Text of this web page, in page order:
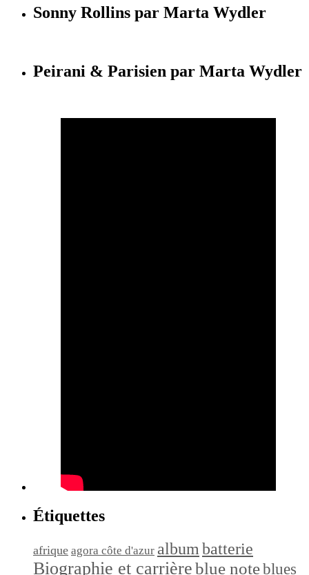
Sonny Rollins par Marta Wydler
Peirani & Parisien par Marta Wydler
Étiquettes
afrique agora côte d'azur album batterie
Biographie et carrièreblue noteblues